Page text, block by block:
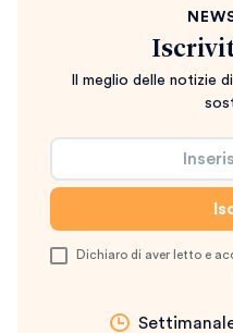
Il meglio delle notizie
Dichiaro di aver letto e